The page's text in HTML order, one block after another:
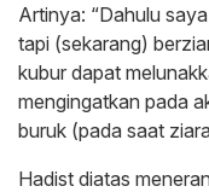
Artinya: “Dahulu
tapi (sekarang)
kubur dapat
mengingatkan pada
buruk (pada saat
Hadist diatas